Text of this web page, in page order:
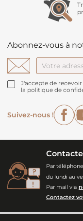
Abonnez-vous à
J'accepte de
la politique de
Suivez-nous !
Par
du lundi au
Par mail via
Contactez